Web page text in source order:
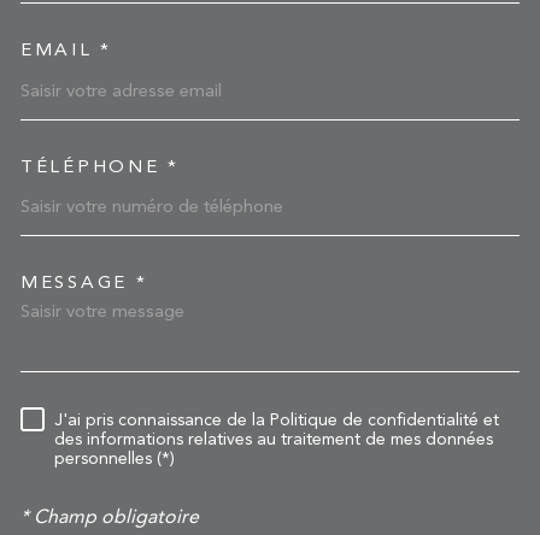
EMAIL *
TÉLÉPHONE *
MESSAGE *
RÈGLEMENTATION
J'ai pris connaissance de la Politique de confidentialité et
des informations relatives au traitement de mes données
personnelles (*)
* Champ obligatoire